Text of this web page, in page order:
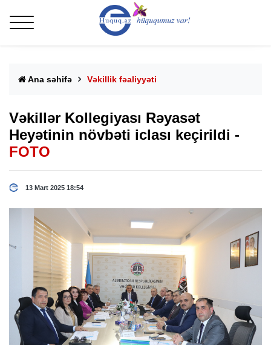
Ana səhifə Vəkillik fəaliyyəti
Vəkillər Kollegiyası Rəyasət
Heyətinin növbəti iclası keçirildi -
FOTO
13 Mart 2025 18:54